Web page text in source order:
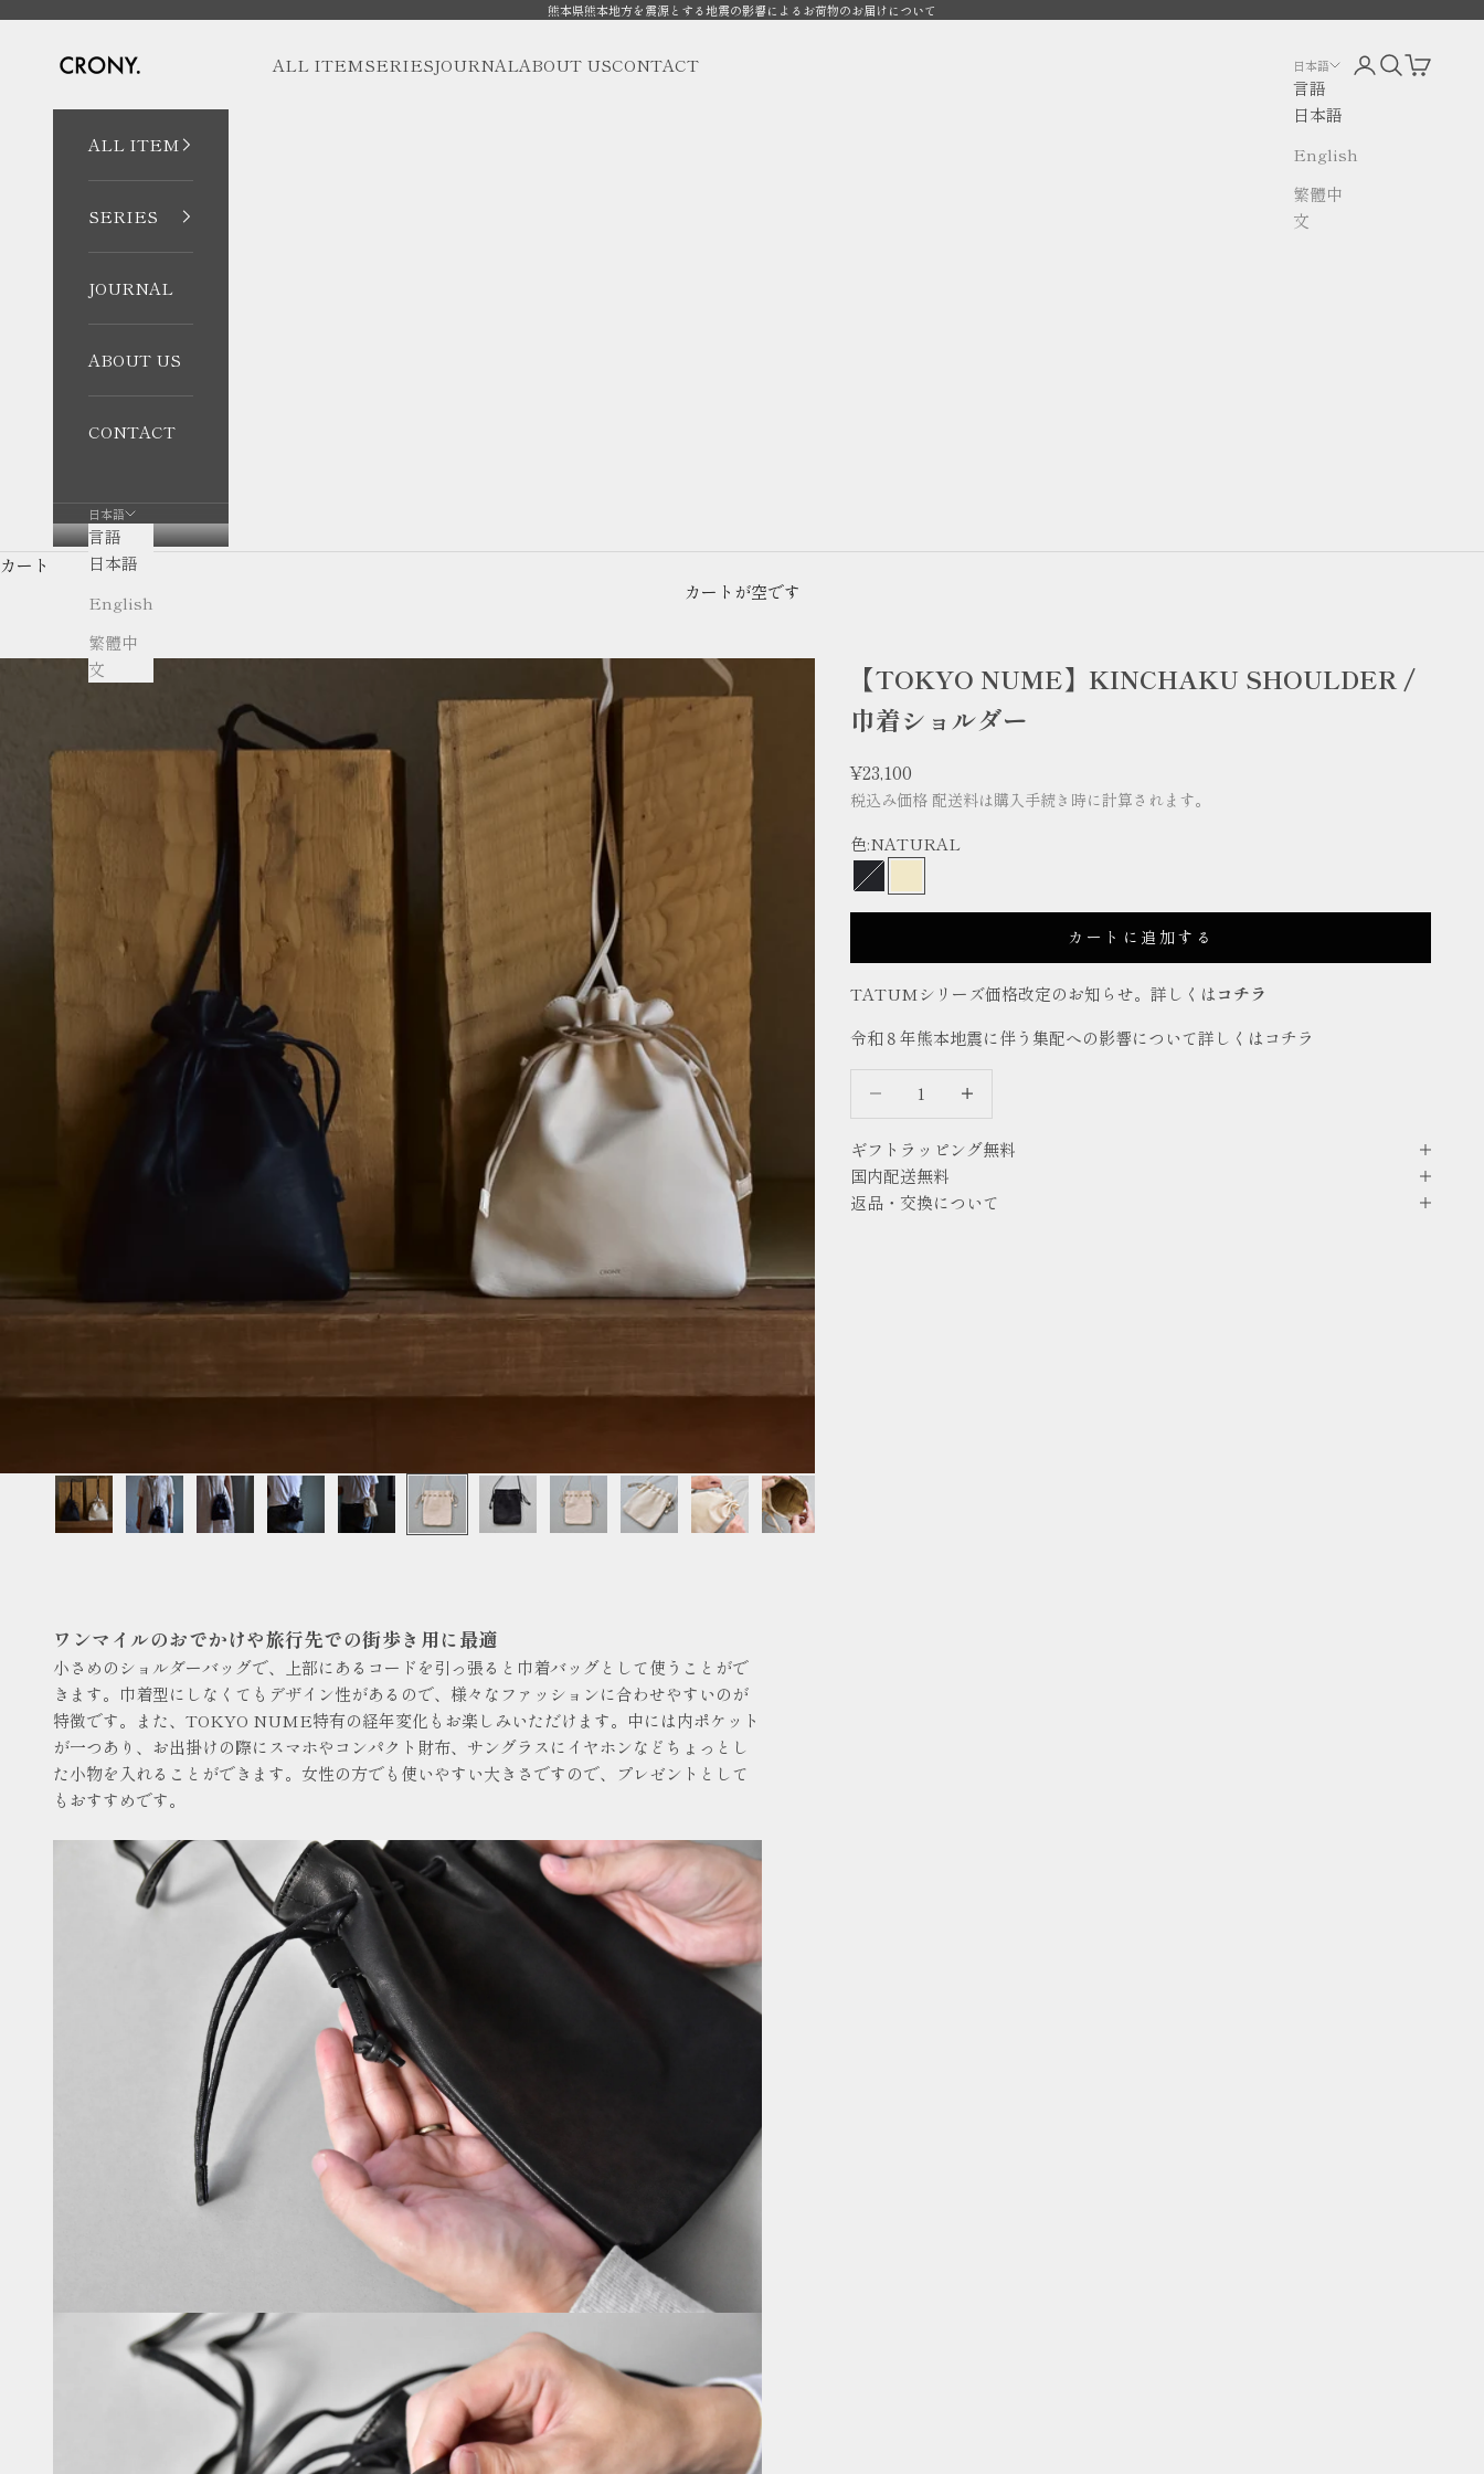
熊本県熊本地方を震源とする地震の影響によるお荷物のお届けについて
CRONY. ONLINE ALL ITEMSERIESJOURNALABOUT USCONTACT 日本語
言語
日本語
English
繁體中
文
アカウントペー
検索を開く
カートを
ALL ITEM
SERIES
JOURNAL
ABOUT US
CONTACT
日本語
言語
日本語
English
繁體中
文
カート
カートが空です
【TOKYO NUME】KINCHAKU SHOULDER /
巾着ショルダー
セール価格
¥23,100
税込み価格 配送料は購入手続き時に計算されます。
色:NATURAL
BLACKNATURAL
カートに追加する
TATUMシリーズ価格改定のお知らせ。詳しくはコチラ
令和８年熊本地震に伴う集配への影響について詳しくはコチラ
ギフトラッピング無料
国内配送無料
返品・交換について
ワンマイルのおでかけや旅行先での街歩き用に最適
小さめのショルダーバッグで、上部にあるコードを引っ張ると巾着バッグとして使うことがで
きます。巾着型にしなくてもデザイン性があるので、様々なファッションに合わせやすいのが
特徴です。また、TOKYO NUME特有の経年変化もお楽しみいただけます。中には内ポケット
が一つあり、お出掛けの際にスマホやコンパクト財布、サングラスにイヤホンなどちょっとし
た小物を入れることができます。女性の方でも使いやすい大きさですので、プレゼントとして
もおすすめです。